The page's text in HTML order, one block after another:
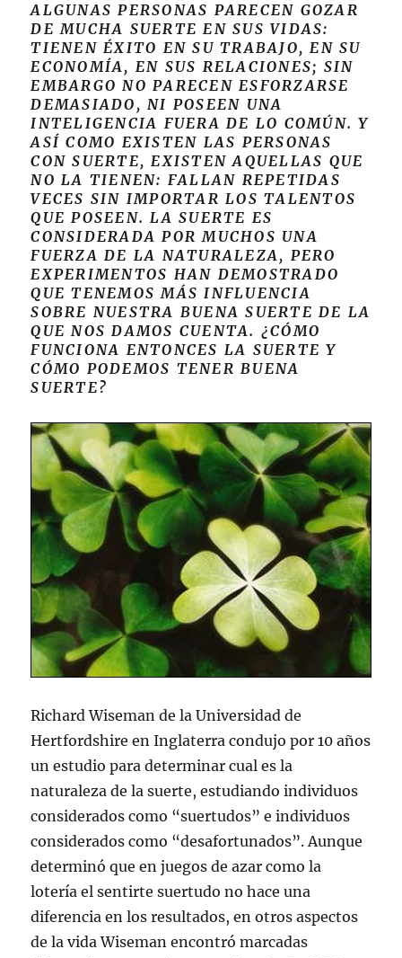
ALGUNAS PERSONAS PARECEN GOZAR
DE MUCHA SUERTE EN SUS VIDAS:
TIENEN ÉXITO EN SU TRABAJO, EN SU
ECONOMÍA, EN SUS RELACIONES; SIN
EMBARGO NO PARECEN ESFORZARSE
DEMASIADO, NI POSEEN UNA
INTELIGENCIA FUERA DE LO COMÚN. Y
ASÍ COMO EXISTEN LAS PERSONAS
CON SUERTE, EXISTEN AQUELLAS QUE
NO LA TIENEN: FALLAN REPETIDAS
VECES SIN IMPORTAR LOS TALENTOS
QUE POSEEN. LA SUERTE ES
CONSIDERADA POR MUCHOS UNA
FUERZA DE LA NATURALEZA, PERO
EXPERIMENTOS HAN DEMOSTRADO
QUE TENEMOS MÁS INFLUENCIA
SOBRE NUESTRA BUENA SUERTE DE LA
QUE NOS DAMOS CUENTA. ¿CÓMO
FUNCIONA ENTONCES LA SUERTE Y
CÓMO PODEMOS TENER BUENA
SUERTE?
Richard Wiseman de la Universidad de
Hertfordshire en Inglaterra condujo por 10 años
un estudio para determinar cual es la
naturaleza de la suerte, estudiando individuos
considerados como “suertudos” e individuos
considerados como “desafortunados”. Aunque
determinó que en juegos de azar como la
lotería el sentirte suertudo no hace una
diferencia en los resultados, en otros aspectos
de la vida Wiseman encontró marcadas